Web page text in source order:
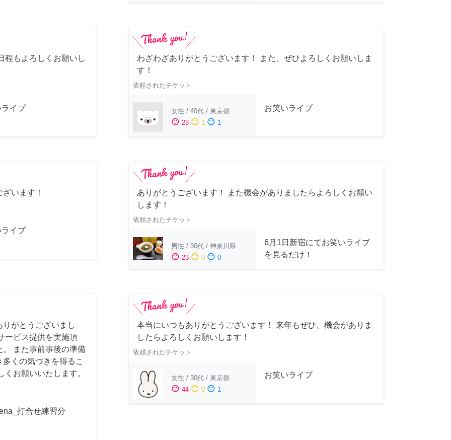
程もよろしくお願いし
イブ
わざわざありがとうございます！ また、ぜひよろしくお願いしま
す！
依頼されたチケット
女性 / 40代 / 東京都
sentiment_satisfied 28 sentiment_neutral 1 sentiment_dissatisfied 1
お笑いライブ
います！
イブ
ありがとうございます！ また機会がありましたらよろしくお願い
します！
依頼されたチケット
男性 / 30代 / 神奈川県
sentiment_satisfied 23 sentiment_neutral 0 sentiment_dissatisfied 0
6月1日新宿にてお笑いライブ
を見るだけ！
がとうございまし
ービス提供を実施頂
また事前事後の準備
くの気づきを得るこ
お願いいたします。
打合せ練習分
本当にいつもありがとうございます！ 来年もぜひ、機会がありま
したらよろしくお願いします！
依頼されたチケット
女性 / 30代 / 東京都
sentiment_satisfied 44 sentiment_neutral 0 sentiment_dissatisfied 1
お笑いライブ